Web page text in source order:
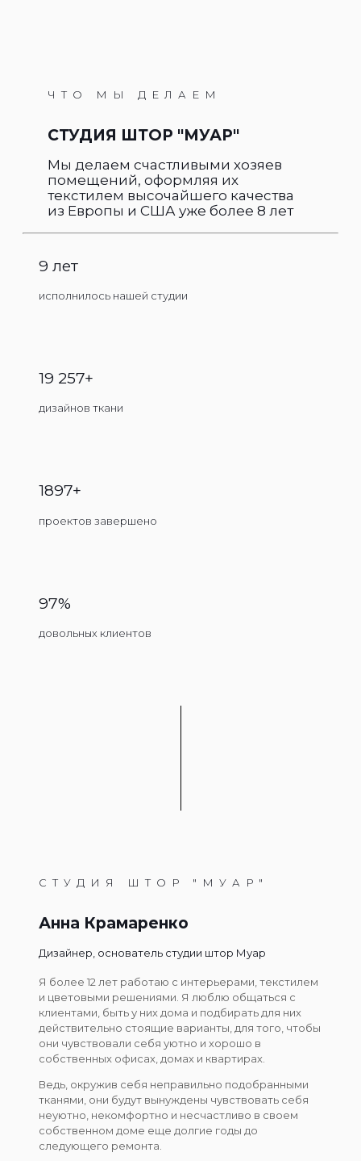
ЧТО МЫ ДЕЛАЕМ
СТУДИЯ ШТОР "МУАР"
Мы делаем счастливыми хозяев
помещений, оформляя их
текстилем высочайшего качества
из Европы и США уже более 8 лет
9 лет
исполнилось нашей студии
19 257+
дизайнов ткани
1897+
проектов завершено
97%
довольных клиентов
СТУДИЯ ШТОР "МУАР"
Анна Крамаренко
Дизайнер, основатель студии штор Муар
Я более 12 лет работаю с интерьерами, текстилем
и цветовыми решениями. Я люблю общаться с
клиентами, быть у них дома и подбирать для них
действительно стоящие варианты, для того, чтобы
они чувствовали себя уютно и хорошо в
собственных офисах, домах и квартирах.
Ведь, окружив себя неправильно подобранными
тканями, они будут вынуждены чувствовать себя
неуютно, некомфортно и несчастливо в своем
собственном доме еще долгие годы до
следующего ремонта.